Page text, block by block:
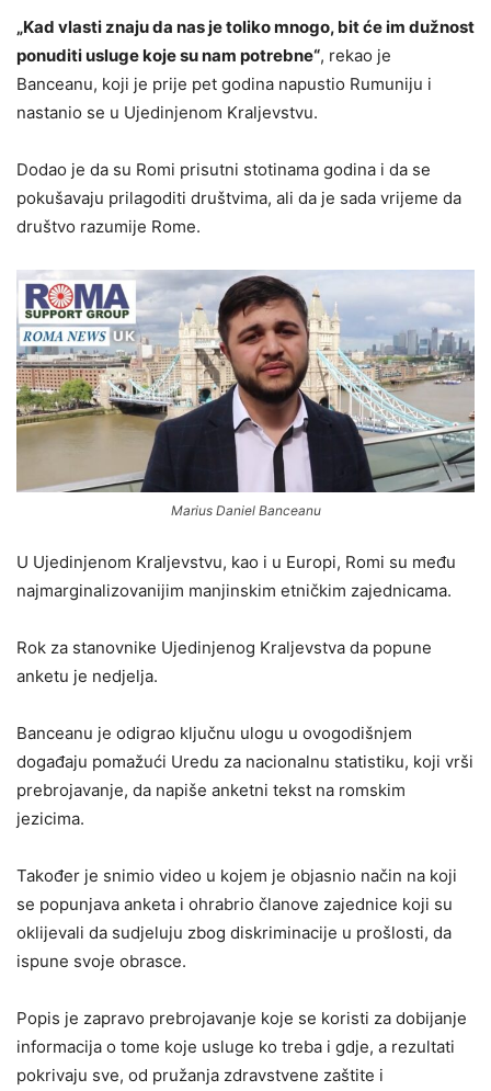
„Kad vlasti znaju da nas je toliko mnogo, bit će im dužnost
ponuditi usluge koje su nam potrebne“, rekao je
Banceanu, koji je prije pet godina napustio Rumuniju i
nastanio se u Ujedinjenom Kraljevstvu.
Dodao je da su Romi prisutni stotinama godina i da se
pokušavaju prilagoditi društvima, ali da je sada vrijeme da
društvo razumije Rome.
Marius Daniel Banceanu
U Ujedinjenom Kraljevstvu, kao i u Europi, Romi su među
najmarginalizovanijim manjinskim etničkim zajednicama.
Rok za stanovnike Ujedinjenog Kraljevstva da popune
anketu je nedjelja.
Banceanu je odigrao ključnu ulogu u ovogodišnjem
događaju pomažući Uredu za nacionalnu statistiku, koji vrši
prebrojavanje, da napiše anketni tekst na romskim
jezicima.
Također je snimio video u kojem je objasnio način na koji
se popunjava anketa i ohrabrio članove zajednice koji su
oklijevali da sudjeluju zbog diskriminacije u prošlosti, da
ispune svoje obrasce.
Popis je zapravo prebrojavanje koje se koristi za dobijanje
informacija o tome koje usluge ko treba i gdje, a rezultati
pokrivaju sve, od pružanja zdravstvene zaštite i